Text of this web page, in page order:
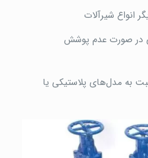
انواع شیرآلات
در صورت عدم پوشش
به مدل‌های پلاستیکی یا